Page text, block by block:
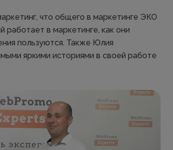
что общего в маркетинге ЭКО
в маркетинге, как они
пользуются. Также Юлия
яркими историями в своей работе